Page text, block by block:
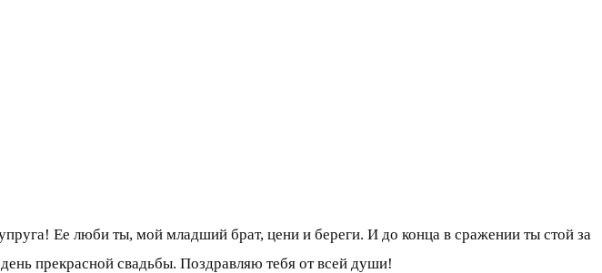
Ее люби ты, мой младший брат, цени и береги. И до конца в сражении ты стой за
прекрасной свадьбы. Поздравляю тебя от всей души!